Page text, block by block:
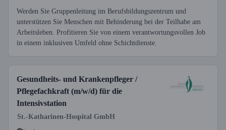
Werden Sie Gruppenleitung im Berufsbildungszentrum und
unterstützen Sie Menschen mit Behinderung bei der Teilhabe am
Arbeitsleben. Profitieren Sie von einem verantwortungsvollen Job
in einem inklusiven Umfeld ohne Schichtdienste.
Gesundheits- und Krankenpfleger /
Pflegefachkraft (m/w/d) für die
Intensivstation
St.-Katharinen-Hospital GmbH